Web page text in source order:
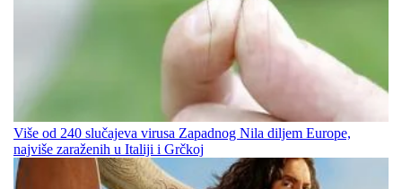
Više od 240 slučajeva virusa Zapadnog Nila diljem Europe,
najviše zaraženih u Italiji i Grčkoj